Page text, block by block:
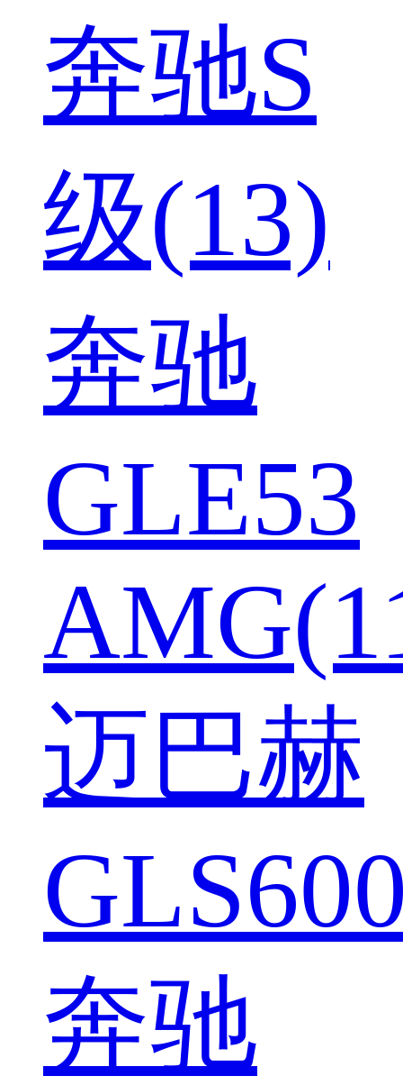
奔驰S
级(13)
奔驰
GLE53
迈巴赫
奔驰